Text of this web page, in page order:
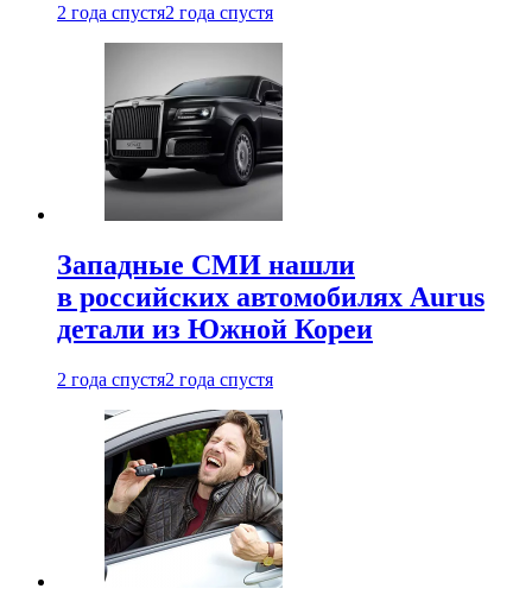
2 года спустя2 года спустя
Западные СМИ нашли
в российских автомобилях Aurus
детали из Южной Кореи
2 года спустя2 года спустя